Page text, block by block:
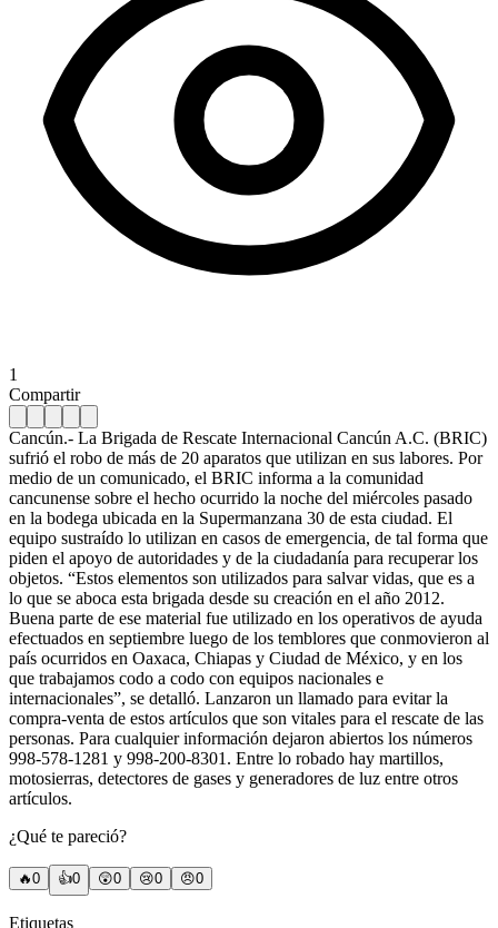
1
Compartir
Cancún.- La Brigada de Rescate Internacional Cancún A.C. (BRIC)
sufrió el robo de más de 20 aparatos que utilizan en sus labores. Por
medio de un comunicado, el BRIC informa a la comunidad
cancunense sobre el hecho ocurrido la noche del miércoles pasado
en la bodega ubicada en la Supermanzana 30 de esta ciudad. El
equipo sustraído lo utilizan en casos de emergencia, de tal forma que
piden el apoyo de autoridades y de la ciudadanía para recuperar los
objetos. “Estos elementos son utilizados para salvar vidas, que es a
lo que se aboca esta brigada desde su creación en el año 2012.
Buena parte de ese material fue utilizado en los operativos de ayuda
efectuados en septiembre luego de los temblores que conmovieron al
país ocurridos en Oaxaca, Chiapas y Ciudad de México, y en los
que trabajamos codo a codo con equipos nacionales e
internacionales”, se detalló. Lanzaron un llamado para evitar la
compra-venta de estos artículos que son vitales para el rescate de las
personas. Para cualquier información dejaron abiertos los números
998-578-1281 y 998-200-8301. Entre lo robado hay martillos,
motosierras, detectores de gases y generadores de luz entre otros
artículos.
¿Qué te pareció?
🔥0 👍0 😲0 😢0 😠0
Etiquetas